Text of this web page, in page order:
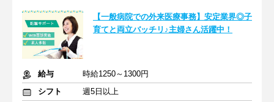
【一般病院での外来医療事務】安定業界◎子
育てと両立バッチリ♪主婦さん活躍中！
給与
時給1250～1300円
シフト
週5日以上